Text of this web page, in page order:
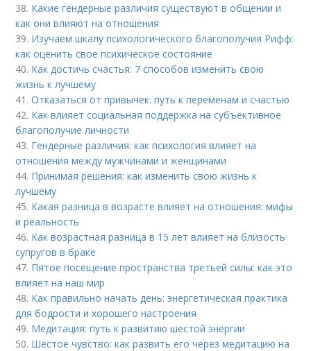
38. Какие гендерные различия существуют в общении и
как они влияют на отношения
39. Изучаем шкалу психологического благополучия Рифф:
как оценить свое психическое состояние
40. Как достичь счастья: 7 способов изменить свою
жизнь к лучшему
41.Отказаться от привычек: путь к переменам и счастью
42. Как влияет социальная поддержка на субъективное
благополучие личности
43. Гендерные различия: как психология влияет на
отношения между мужчинами и женщинами
44. Принимая решения: как изменить свою жизнь к
лучшему
45. Какая разница в возрасте влияет на отношения: мифы
и реальность
46. Как возрастная разница в 15 лет влияет на близость
супругов в браке
47. Пятое посещение пространства третьей силы: как это
влияет на наш мир
48. Как правильно начать день: энергетическая практика
для бодрости и хорошего настроения
49. Медитация: путь к развитию шестой энергии
50. Шестое чувство: как развить его через медитацию на